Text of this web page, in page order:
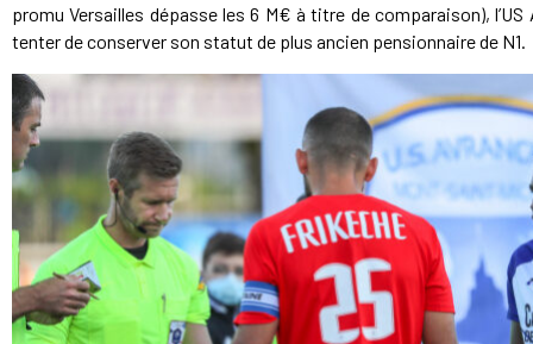
promu Versailles dépasse les 6 M€ à titre de comparaison),
tenter de conserver son statut de plus ancien pensionnaire de N1.